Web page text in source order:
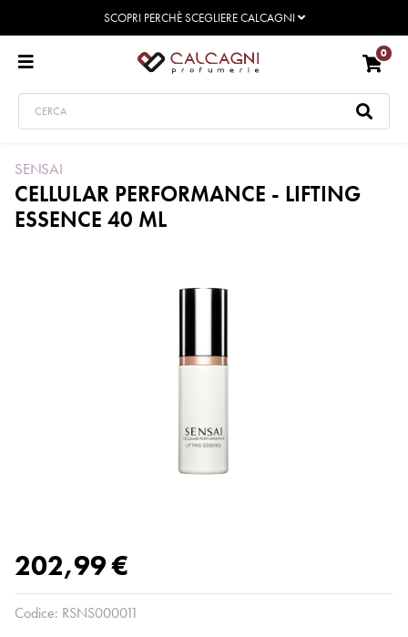
SCOPRI PERCHÈ SCEGLIERE CALCAGNI
0
SENSAI
CELLULAR PERFORMANCE - LIFTING
ESSENCE 40 ML
202,99 €
Codice: RSNS000011